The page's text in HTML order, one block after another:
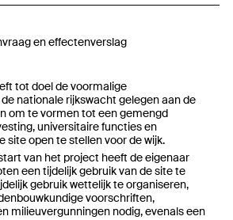
en effectenverslag
tot doel de voormalige
nationale rijkswacht gelegen aan de
om te vormen tot een gemengd
universitaire functies en
site open te stellen voor de wijk.
van het project heeft de eigenaar
een tijdelijk gebruik van de site te
gebruik wettelijk te organiseren,
voorschriften,
milieuvergunningen nodig, evenals een